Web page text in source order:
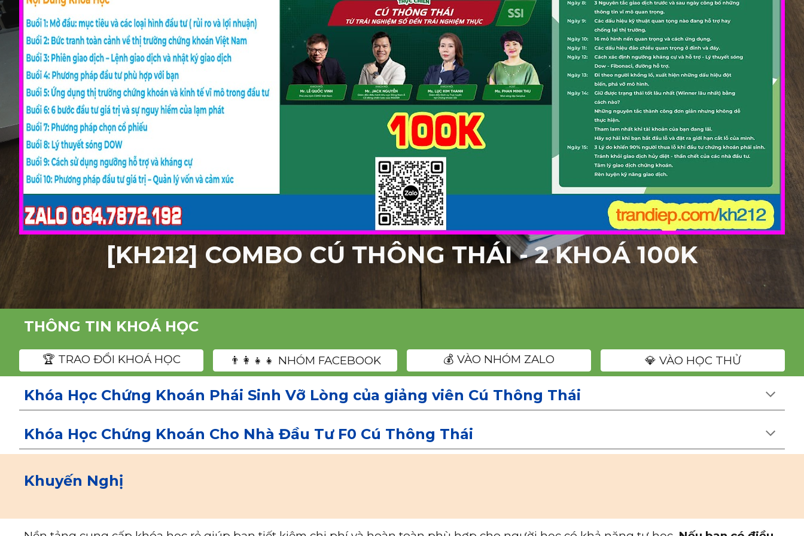
[KH212] COMBO CÚ THÔNG THÁI - 2 KHOÁ 100K
THÔNG TIN KHOÁ HỌC
️🏆 TRAO ĐỔI KHOÁ HỌC 👨‍👩‍👧‍👧 NHÓM FACEBOOK 💰 VÀO NHÓM ZALO 💎 VÀO HỌC THỬ
Khóa Học Chứng Khoán Phái Sinh Vỡ Lòng của giảng viên Cú Thông Thái
Khóa Học Chứng Khoán Cho Nhà Đầu Tư F0 Cú Thông Thái
Khuyến Nghị